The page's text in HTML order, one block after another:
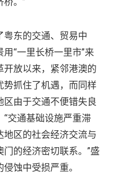
粤东的交通、贸易中
“一里长桥一里市”来
放以来，紧邻港澳的
抓住了机遇，而同样
由于交通不便错失良
交通基础设施严重滞
区的社会经济交流与
的经济密切联系。”盛
蚀中受损严重。